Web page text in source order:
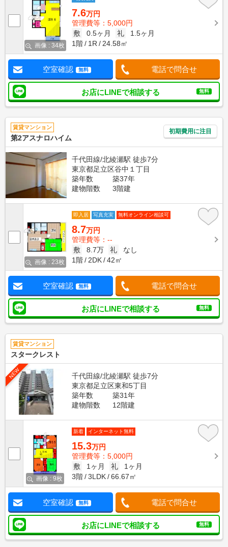
画像 : 34枚
7.6万円
管理費等：5,000円
敷
0.5ヶ月 礼
1.5ヶ月
1階
1R 24.58㎡
空室確認 無料 電話で問合せ
お店にLINEで相談する 無料
賃貸マンション
第2アスナロハイム
初期費用に注目
千代田線/北綾瀬駅 徒歩7分
東京都足立区谷中１丁目
築年数
築37年
建物階数
3階建
画像 : 23枚
即入居 写真充実 無料オンライン相談可
8.7万円
管理費等：--
敷
8.7万 礼
なし
1階
2DK 42㎡
空室確認 無料 電話で問合せ
お店にLINEで相談する 無料
賃貸マンション
スタークレスト
NEW
千代田線/北綾瀬駅 徒歩7分
東京都足立区東和5丁目
築年数
築31年
建物階数
12階建
画像 : 9枚
新着 インターネット無料
15.3万円
管理費等：5,000円
敷
1ヶ月 礼
1ヶ月
3階
3LDK 66.67㎡
空室確認 無料 電話で問合せ
お店にLINEで相談する 無料